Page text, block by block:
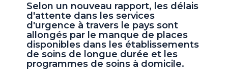
Selon un nouveau rapport, les délais
d'attente dans les services
d'urgence à travers le pays sont
allongés par le manque de places
disponibles dans les établissements
de soins de longue durée et les
programmes de soins à domicile.